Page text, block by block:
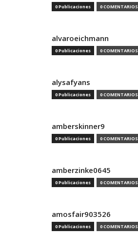
0 Publicaciones 0 COMENTARIOS
alvaroeichmann
0 Publicaciones 0 COMENTARIOS
alysafyans
0 Publicaciones 0 COMENTARIOS
amberskinner9
0 Publicaciones 0 COMENTARIOS
amberzinke0645
0 Publicaciones 0 COMENTARIOS
amosfair903526
0 Publicaciones 0 COMENTARIOS